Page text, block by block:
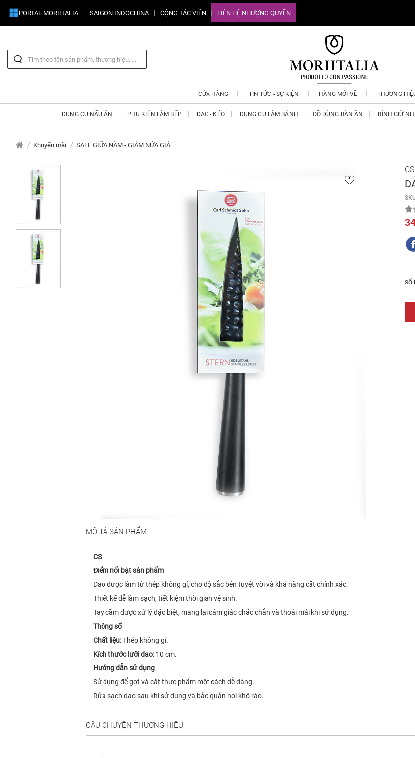
PORTAL MORIITALIA SAIGON INDOCHINA CỘNG TÁC VIÊN LIÊN HỆ NHƯỢNG QUYỀN
CỬA HÀNG TIN TỨC - SỰ KIỆN HÀNG MỚI VỀ THƯƠNG
DỤNG CỤ NẤU ĂN PHỤ KIỆN LÀM BẾP DAO - KÉO DỤNG CỤ LÀM BÁNH ĐỒ DÙNG BÀN ĂN BÌNH GIỮ
Khuyến mãi SALE GIỮA NĂM - GIẢM NỬA GIÁ
CS
SỐ
MÔ TẢ SẢN PHẨM
CS
Điểm nổi bật sản phẩm
Dao được làm từ thép không gỉ, cho độ sắc bén tuyệt vời và khả năng cắt chính xác.
Thiết kế dễ làm sạch, tiết kiệm thời gian vệ sinh.
Tay cầm được xử lý đặc biệt, mang lại cảm giác chắc chắn và thoải mái khi sử dụng.
Thông số
Chất liệu:Thép không gỉ.
Kích thước lưỡi dao: 10 cm.
Hướng dẫn sử dụng
Sử dụng để gọt và cắt thực phẩm một cách dễ dàng.
Rửa sạch dao sau khi sử dụng và bảo quản nơi khô ráo.
CÂU CHUYỆN THƯƠNG HIỆU